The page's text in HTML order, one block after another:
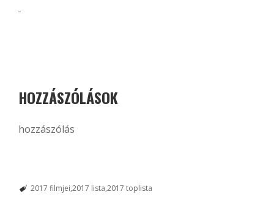
HOZZÁSZÓLÁSOK
hozzászólás
2017 filmjei 2017 lista 2017 toplista